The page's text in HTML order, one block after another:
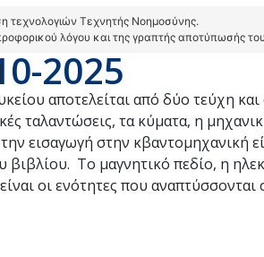
τεχνολογιών Τεχνητής Νοημοσύνης.
λόγου και της γραπτής αποτύπωσής
2025
αποτελείται από δύο τεύχη
ταλαντώσεις, τα κύματα, η
εισαγωγή στην κβαντομηχανική
Το μαγνητικό πεδίο, η
οι ενότητες που αναπτύσσονται